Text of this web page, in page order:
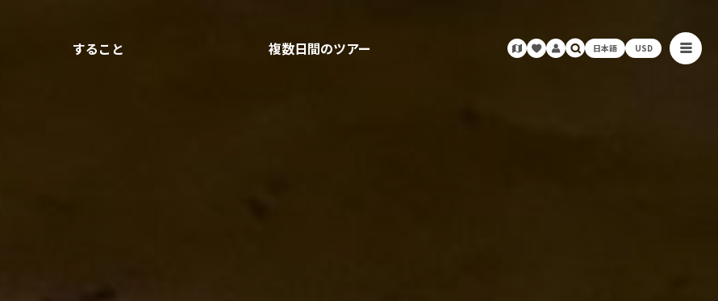
すること 複数日間のツアー 日本語 USD